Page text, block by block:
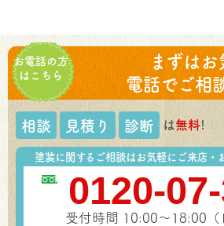
お電話の方
はこちら
まずはお
電話でご相
相談 見積り 診断 は無料!
塗装に関するご相談はお気軽にご来店・
0120-
受付時間 10:00～18:00（